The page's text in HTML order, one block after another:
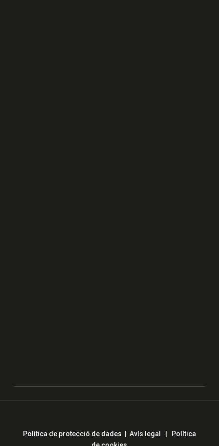
Política de protecció de dades | Avís legal | Política